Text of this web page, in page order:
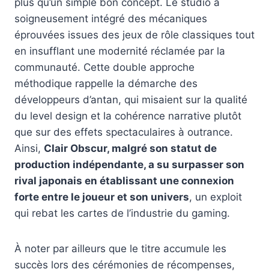
plus qu’un simple bon concept. Le studio a
soigneusement intégré des mécaniques
éprouvées issues des jeux de rôle classiques tout
en insufflant une modernité réclamée par la
communauté. Cette double approche
méthodique rappelle la démarche des
développeurs d’antan, qui misaient sur la qualité
du level design et la cohérence narrative plutôt
que sur des effets spectaculaires à outrance.
Ainsi, Clair Obscur, malgré son statut de
production indépendante, a su surpasser son
rival japonais en établissant une connexion
forte entre le joueur et son univers, un exploit
qui rebat les cartes de l’industrie du gaming.
À noter par ailleurs que le titre accumule les
succès lors des cérémonies de récompenses,